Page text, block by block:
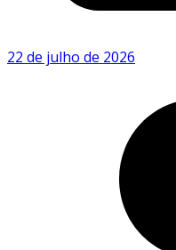
22 de julho de 2026